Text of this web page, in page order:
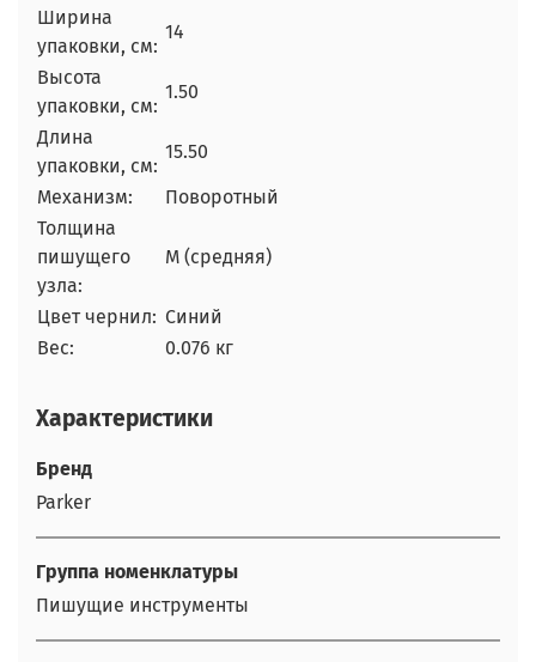
Ширина
упаковки, см:
14
Высота
упаковки, см:
1.50
Длина
упаковки, см:
15.50
Механизм:
Поворотный
Толщина
пишущего
узла:
М (средняя)
Цвет чернил: Синий
Вес:
0.076 кг
Характеристики
Бренд
Parker
Группа номенклатуры
Пишущие инструменты